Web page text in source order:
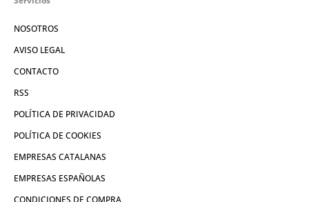
NOSOTROS
AVISO LEGAL
CONTACTO
RSS
POLÍTICA DE PRIVACIDAD
POLÍTICA DE COOKIES
EMPRESAS CATALANAS
EMPRESAS ESPAÑOLAS